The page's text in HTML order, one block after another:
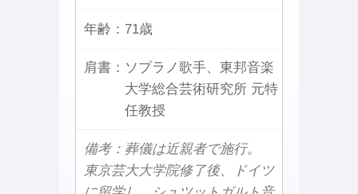
年齢： 71歳
肩書： ソプラノ歌手、東邦音楽
大学総合芸術研究所 元特
任教授
備考：葬儀は近親者で施行。
東京芸大大学院修了後、ドイツ